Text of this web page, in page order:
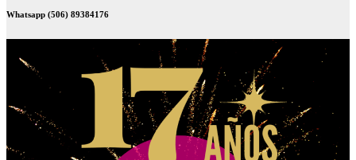
Whatsapp (506) 89384176